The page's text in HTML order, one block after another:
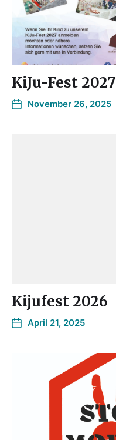
KiJu-Fest 2027
November 26, 2025
Kijufest 2026
April 21, 2025